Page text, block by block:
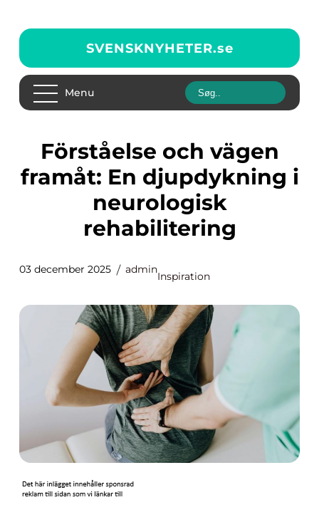
SVENSKNYHETER.se
Menu
Förståelse och vägen
framåt: En djupdykning i
neurologisk
rehabilitering
03 december 2025 admin
Inspiration